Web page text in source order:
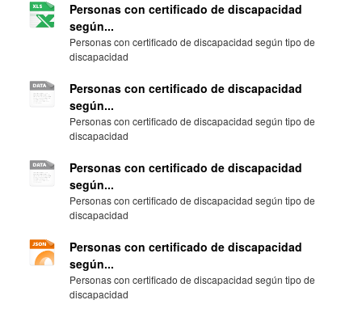
Personas con certificado de discapacidad
según...
Personas con certificado de discapacidad según tipo de
discapacidad
Personas con certificado de discapacidad
según...
Personas con certificado de discapacidad según tipo de
discapacidad
Personas con certificado de discapacidad
según...
Personas con certificado de discapacidad según tipo de
discapacidad
Personas con certificado de discapacidad
según...
Personas con certificado de discapacidad según tipo de
discapacidad